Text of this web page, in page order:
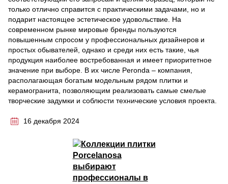
только отлично справится с практическими задачами, но и
подарит настоящее эстетическое удовольствие. На
современном рынке мировые бренды пользуются
повышенным спросом у профессиональных дизайнеров и
простых обывателей, однако и среди них есть такие, чья
продукция наиболее востребованная и имеет приоритетное
значение при выборе. В их числе Peronda – компания,
располагающая богатым модельным рядом плитки и
керамогранита, позволяющим реализовать самые смелые
творческие задумки и соблюсти технические условия проекта.
16 декабря 2024